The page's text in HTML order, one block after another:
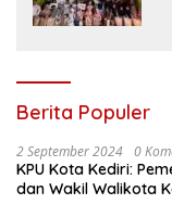
Berita Populer
2 September 2024 0
KPU Kota Kediri:
dan Wakil Walikota